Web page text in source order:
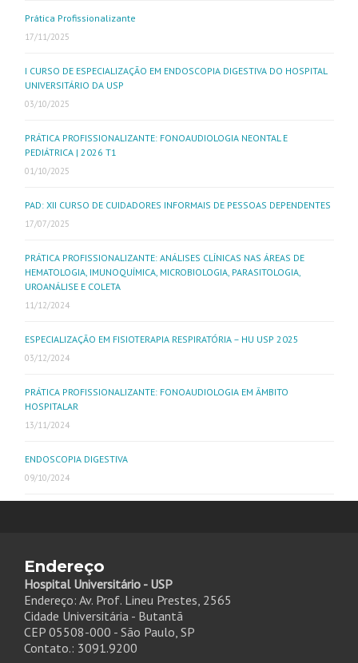
Prática Profissionalizante
17/11/2025
I CURSO DE ESPECIALIZAÇÃO EM ENDOSCOPIA DIGESTIVA DO HOSPITAL
UNIVERSITÁRIO DA USP
03/10/2025
PRÁTICA PROFISSIONALIZANTE: FONOAUDIOLOGIA NEONTAL E
PEDIÁTRICA | 2026 T1
01/10/2025
PAD: XII CURSO DE CUIDADORES INFORMAIS DE PESSOAS DEPENDENTES
17/07/2025
PRÁTICA PROFISSIONALIZANTE: ANÁLISES CLÍNICAS NAS ÁREAS DE
HEMATOLOGIA, IMUNOQUÍMICA, MICROBIOLOGIA, PARASITOLOGIA,
UROANÁLISE E COLETA
11/12/2024
ESPECIALIZAÇÃO EM FISIOTERAPIA RESPIRATÓRIA – HU USP 2025
03/12/2024
PRÁTICA PROFISSIONALIZANTE: FONOAUDIOLOGIA EM ÂMBITO
HOSPITALAR
13/11/2024
ENDOSCOPIA DIGESTIVA
09/10/2024
Endereço
Hospital Universitário - USP
Endereço: Av. Prof. Lineu Prestes, 2565
Cidade Universitária - Butantã
CEP 05508-000 - São Paulo, SP
Contato.: 3091.9200